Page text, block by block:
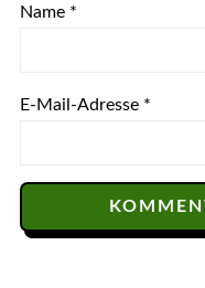
Name *
E-Mail-Adresse *